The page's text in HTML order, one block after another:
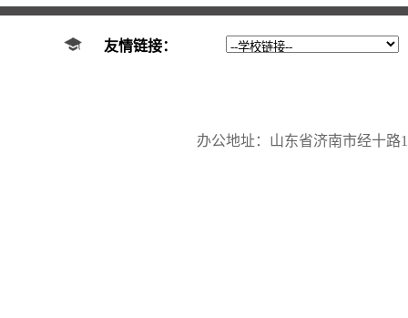
友情链接：
办公地址：山东省济南市经十路